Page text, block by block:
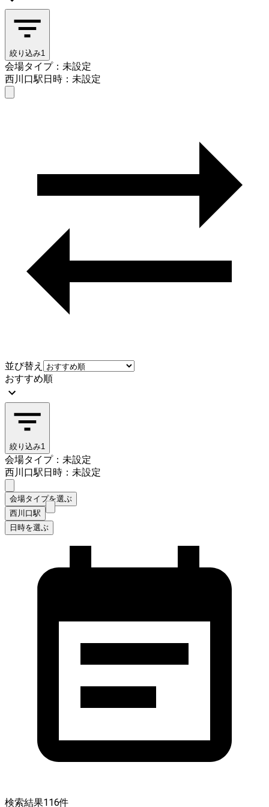
絞り込み1
会場タイプ：未設定
西川口駅日時：未設定
並び替え
おすすめ順
絞り込み1
会場タイプ：未設定
西川口駅日時：未設定
会場タイプを選ぶ
西川口駅
日時を選ぶ
検索結果116件